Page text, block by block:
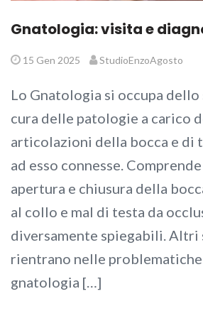
Gnatologia: visita e
15 Gen 2025 StudioEnzoAgosto
Lo Gnatologia si occupa
cura delle patologie a carico
articolazioni della bocca e di
ad esso connesse.
apertura e chiusura della
al collo e mal di testa da
diversamente spiegabili. Altri
rientrano nelle
gnatologia […]